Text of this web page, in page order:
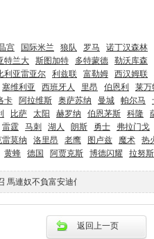
宫 国际米兰 狼队 罗马
诺丁汉森林
特兰大 斯图加特 多特蒙德
勒沃库森
利亚雷亚尔 利兹联 富勒姆
西汉姆联
塞维利亚 西班牙人 里昂 伯恩利
莱万
卡 阿拉维斯 奥萨苏纳 曼城 帕尔马
比萨 太阳 赫罗纳 伯恩茅斯 科隆
雷霆 马刺 湖人 朗斯 勇士
弗拉门戈
雷莫纳 洛里昂 老鹰 图卢兹 魔术
热
黄蜂 德国 阿贾克斯 博德闪耀 拉努斯
馬連奴不負富安迪信賴_文匯報
返回上一页